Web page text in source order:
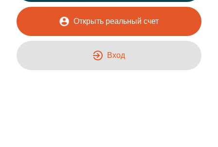
Открыть реальный счет
Вход